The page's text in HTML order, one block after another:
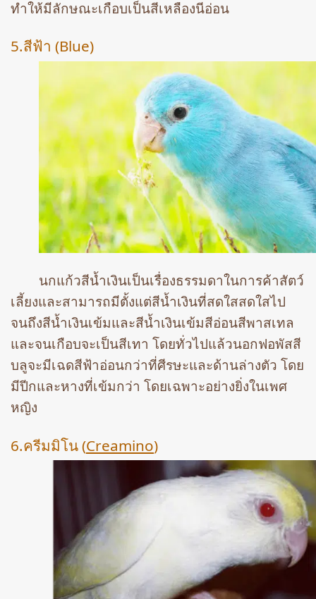
ทำให้มีลักษณะเกือบเป็นสีเหลืองนีอ่อน
5.สีฟ้า (Blue)
นกแก้วสีน้ำเงินเป็นเรื่องธรรมดาในการค้าสัตว์
เลี้ยงและสามารถมีตั้งแต่สีน้ำเงินที่สดใสสดใสไป
จนถึงสีน้ำเงินเข้มและสีน้ำเงินเข้มสีอ่อนสีพาสเทล
และจนเกือบจะเป็นสีเทา โดยทั่วไปแล้วนอกฟอพัสสี
บลูจะมีเฉดสีฟ้าอ่อนกว่าที่ศีรษะและด้านล่างตัว โดย
มีปีกและหางที่เข้มกว่า โดยเฉพาะอย่างยิ่งในเพศ
หญิง
6.ครีมมิโน (Creamino)